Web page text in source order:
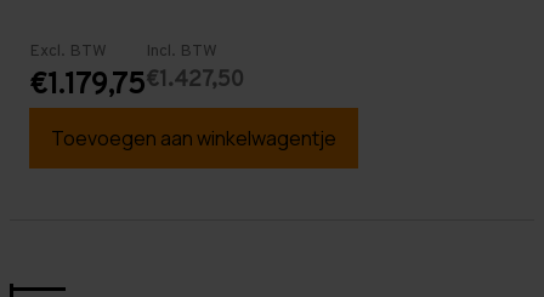
Excl. BTW
€1.179,75
Incl. BTW
€1.427,50
Toevoegen aan winkelwagentje